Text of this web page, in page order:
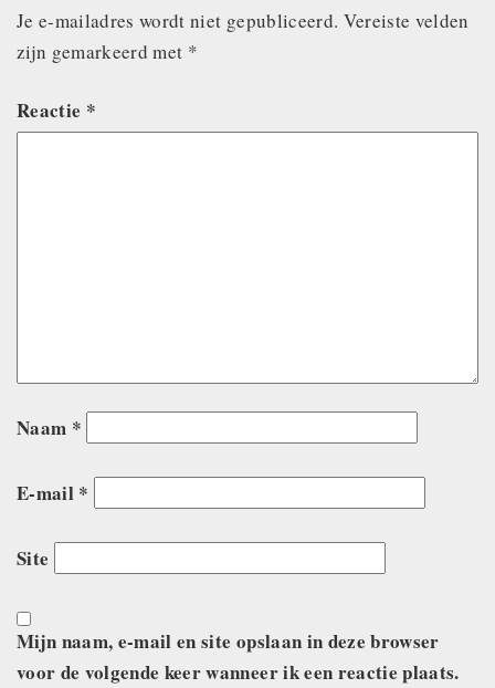
Je e-mailadres wordt niet gepubliceerd. Vereiste velden
zijn gemarkeerd met *
Reactie *
Naam *
E-mail *
Site
Mijn naam, e-mail en site opslaan in deze browser
voor de volgende keer wanneer ik een reactie plaats.